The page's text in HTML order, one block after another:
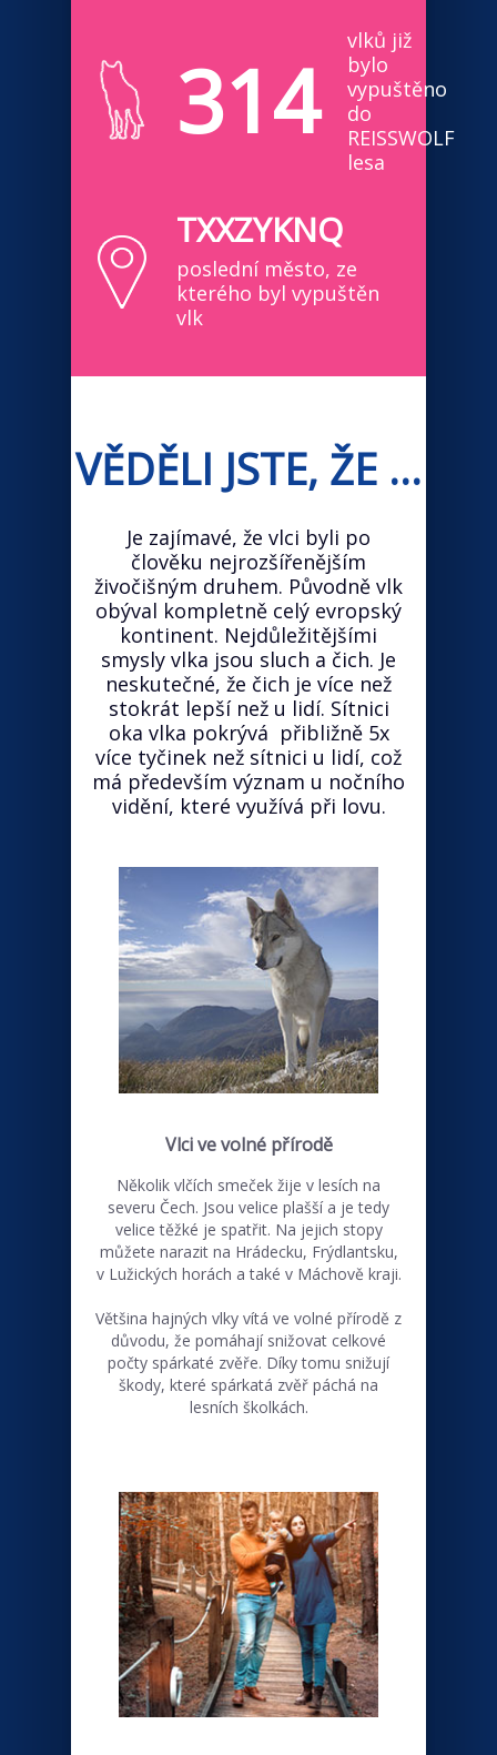
314
vlků již
bylo
vypuštěno
do
REISSWOLF
lesa
TXXZYKNQ
poslední město, ze
kterého byl vypuštěn
vlk
VĚDĚLI JSTE, ŽE ...
Je zajímavé, že vlci byli po
člověku nejrozšířenějším
živočišným druhem. Původně vlk
obýval kompletně celý evropský
kontinent. Nejdůležitějšími
smysly vlka jsou sluch a čich. Je
neskutečné, že čich je více než
stokrát lepší než u lidí. Sítnici
oka vlka pokrývá přibližně 5x
více tyčinek než sítnici u lidí, což
má především význam u nočního
vidění, které využívá při lovu.
Vlci ve volné přírodě
Několik vlčích smeček žije v lesích na
severu Čech. Jsou velice plašší a je tedy
velice těžké je spatřit. Na jejich stopy
můžete narazit na Hrádecku, Frýdlantsku,
v Lužických horách a také v Máchově kraji.
Většina hajných vlky vítá ve volné přírodě z
důvodu, že pomáhají snižovat celkové
počty spárkaté zvěře. Díky tomu snižují
škody, které spárkatá zvěř páchá na
lesních školkách.